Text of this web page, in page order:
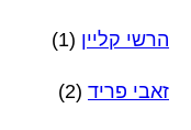
הרשי קליין (1)
זאבי פריד (2)